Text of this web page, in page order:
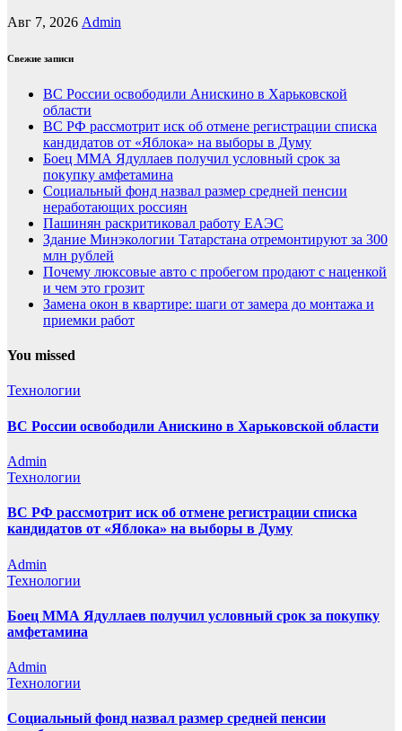
Авг 7, 2026 Admin
Свежие записи
ВС России освободили Анискино в Харьковской
области
ВС РФ рассмотрит иск об отмене регистрации списка
кандидатов от «Яблока» на выборы в Думу
Боец ММА Ядуллаев получил условный срок за
покупку амфетамина
Социальный фонд назвал размер средней пенсии
неработающих россиян
Пашинян раскритиковал работу ЕАЭС
Здание Минэкологии Татарстана отремонтируют за 300
млн рублей
Почему люксовые авто с пробегом продают с наценкой
и чем это грозит
Замена окон в квартире: шаги от замера до монтажа и
приемки работ
You missed
Технологии
ВС России освободили Анискино в Харьковской области
Admin
Технологии
ВС РФ рассмотрит иск об отмене регистрации списка
кандидатов от «Яблока» на выборы в Думу
Admin
Технологии
Боец ММА Ядуллаев получил условный срок за покупку
амфетамина
Admin
Технологии
Социальный фонд назвал размер средней пенсии